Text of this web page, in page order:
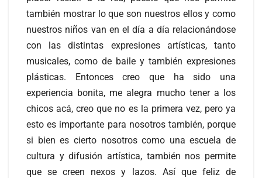
también mostrar lo que son nuestros ellos y como
nuestros niños van en el día a día relacionándose
con las distintas expresiones artísticas, tanto
musicales, como de baile y también expresiones
plásticas. Entonces creo que ha sido una
experiencia bonita, me alegra mucho tener a los
chicos acá, creo que no es la primera vez, pero ya
esto es importante para nosotros también, porque
si bien es cierto nosotros como una escuela de
cultura y difusión artística, también nos permite
que se creen nexos y lazos. Así que feliz de